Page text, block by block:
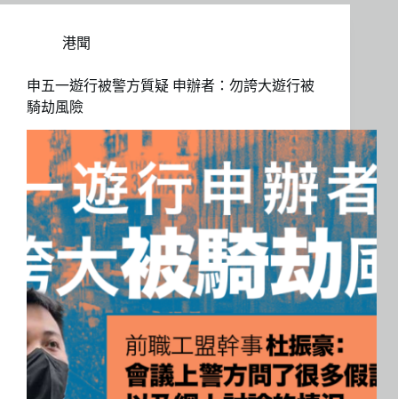
港聞
申五一遊行被警方質疑 申辦者：勿誇大遊行被
騎劫風險